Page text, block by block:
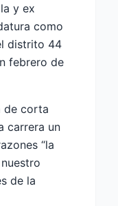
y ex
como
distrito 44
febrero de
de corta
carrera un
“la
de la